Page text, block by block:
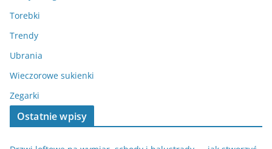
Torebki
Trendy
Ubrania
Wieczorowe sukienki
Zegarki
Ostatnie wpisy